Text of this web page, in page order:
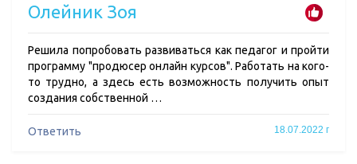
Олейник Зоя
Решила попробовать развиваться как педагог и пройти
программу "продюсер онлайн курсов". Работать на кого-
то трудно, а здесь есть возможность получить опыт
создания собственной …
Ответить 18.07.2022 г